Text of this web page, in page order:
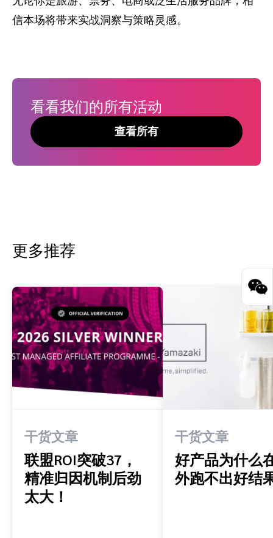
信本场将带来实战洞察与策略灵感。
看看我们的所有活动
查看所有
更多推荐
干货文章
联盟ROI突破37，
精准归因机制后劲
太大！
干货文章
好产品为什么
外跑不出好结